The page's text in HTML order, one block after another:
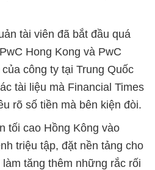
tài viên đã bắt đầu quá
Hong Kong và PwC
công ty tại Trung Quốc
tài liệu mà Financial Times
rõ số tiền mà bên kiện đòi.
tối cao Hồng Kông vào
triệu tập, đặt nền tảng cho
tăng thêm những rắc rối